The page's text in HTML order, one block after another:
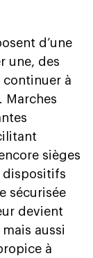
d’une
une, des
à
Marches
sièges
dispositifs
sécurisée
devient
aussi
à